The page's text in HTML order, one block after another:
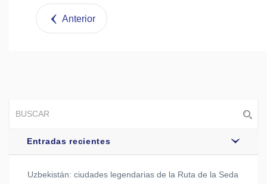
Tweet
Anterior
Entradas recientes
Uzbekistán: ciudades legendarias de la Ruta de la Seda